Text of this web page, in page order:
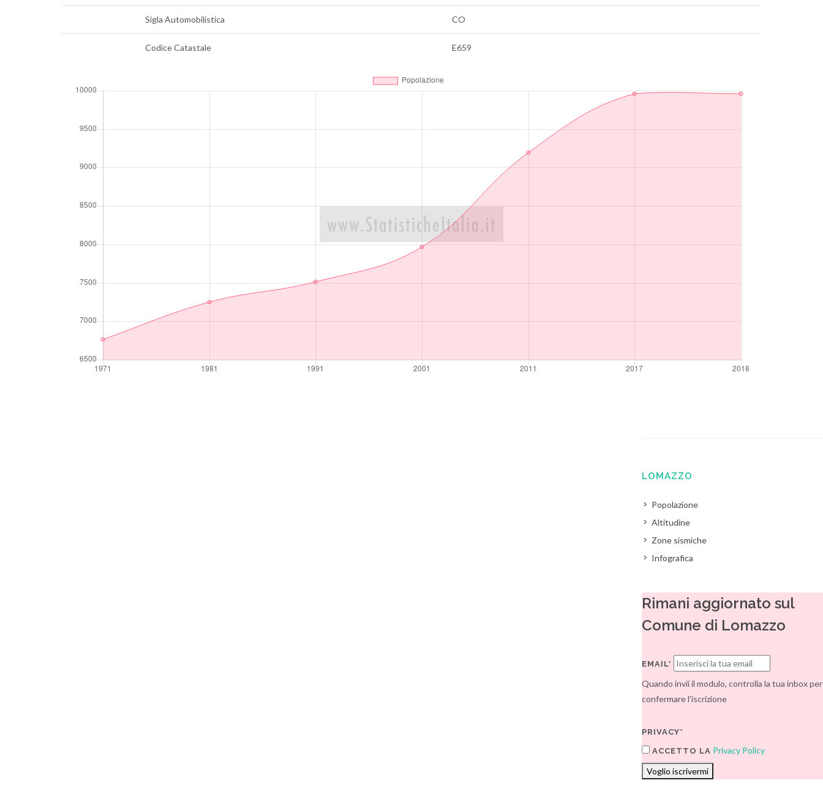
Sigla Automobilistica CO
Codice Catastale E659
LOMAZZO
Popolazione
Altitudine
Zone sismiche
Infografica
Rimani aggiornato sul
Comune di Lomazzo
EMAIL*
Quando invii il modulo, controlla la tua inbox per
confermare l'iscrizione
PRIVACY*
ACCETTO LA Privacy Policy
Voglio iscrivermi